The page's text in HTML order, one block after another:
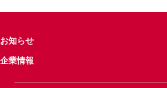
お知らせ
企業情報